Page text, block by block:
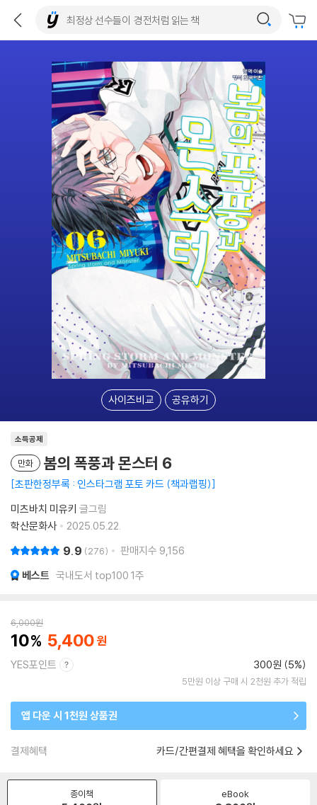
사이즈비교 공유하기
소득공제
만화 봄의 폭풍과 몬스터 6
초판한정부록 : 인스타그램 포토 카드 (책과랩핑)
미츠바치 미유키 글그림
학산문화사
2025.05.22.
9.9 276 판매지수 9,156
베스트 국내도서 top100 1주
6,000원
10 5,400
YES포인트 300원 (5%)
5만원 이상 구매 시 2천원 추가 적립
앱 다운 시 1천원 상품권
결제혜택 카드/간편결제 혜택을 확인하세요
종이책 eBook